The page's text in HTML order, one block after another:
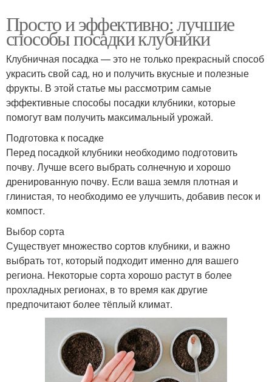
Просто и эффективно: лучшие
способы посадки клубники
Клубничная посадка — это не только прекрасный способ
украсить свой сад, но и получить вкусные и полезные
фрукты. В этой статье мы рассмотрим самые
эффективные способы посадки клубники, которые
помогут вам получить максимальный урожай.
Подготовка к посадке
Перед посадкой клубники необходимо подготовить
почву. Лучше всего выбрать солнечную и хорошо
дренированную почву. Если ваша земля плотная и
глинистая, то необходимо ее улучшить, добавив песок и
компост.
Выбор сорта
Существует множество сортов клубники, и важно
выбрать тот, который подходит именно для вашего
региона. Некоторые сорта хорошо растут в более
прохладных регионах, в то время как другие
предпочитают более тёплый климат.